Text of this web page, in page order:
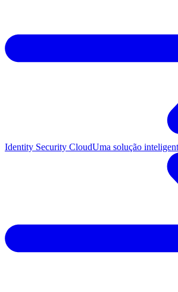
Identity Security CloudUma solução